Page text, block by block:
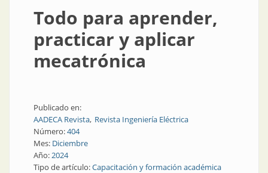
Todo para aprender,
practicar y aplicar
mecatrónica
Publicado en:
AADECA Revista Revista Ingeniería Eléctrica
Número:404
Mes: Diciembre
Año:2024
Tipo de artículo:Capacitación y formación académica